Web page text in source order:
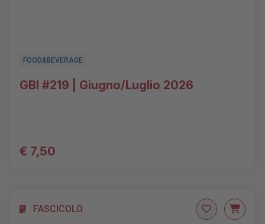
FOOD&BEVERAGE
GBI #219 | Giugno/Luglio 2026
€ 7,50
FASCICOLO